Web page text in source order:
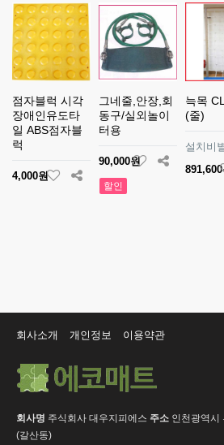
점자블럭 시각
장애인유도타
일 ABS점자블
럭
4,000원
그네줄,안장,회
동구/실외놀이
터용
90,000원
할인
늑목
(줄)
설치비
회사소개 개인정보 이용약관
회사명 주식회사 대우지피에스 주소 인천광역시
(갈산동)